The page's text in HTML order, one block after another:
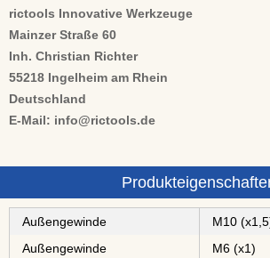
rictools Innovative Werkzeuge
Mainzer Straße 60
Inh. Christian Richter
55218 Ingelheim am Rhein
Deutschland
E-Mail: info@rictools.de
Außengewinde
M10
Außengewinde
M6 (x1)